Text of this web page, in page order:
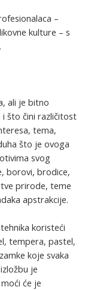
–
kulture – s
ali je bitno
što čini različitost
tema,
što je ovoga
svog
borovi, brodice,
prirode, teme
apstrakcije.
koristeći
tempera, pastel,
koje svaka
je
će je